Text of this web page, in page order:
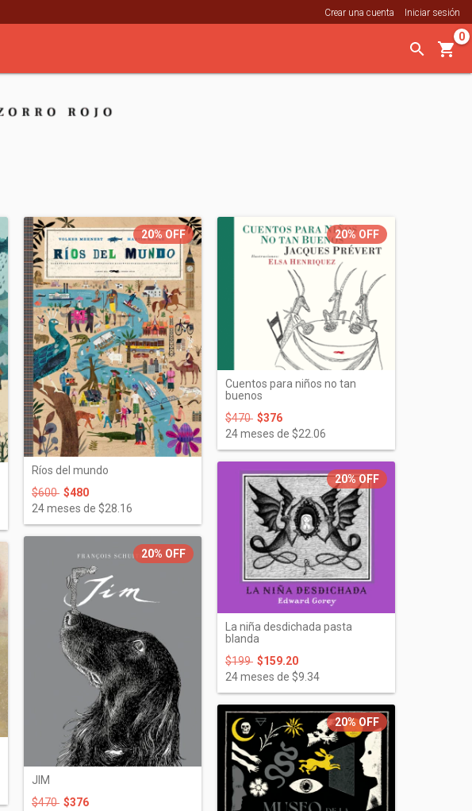
Crear una cuenta Iniciar sesión
0
20% OFF
Ríos del mundo
$600 $480
24meses de $28.16
20%OFF
Cuentos para niños no tan
buenos
$470 $376
24meses de $22.06
20% OFF
JIM
$470 $376
20%OFF
La niña desdichada pasta
blanda
$199 $159.20
24meses de $9.34
20%OFF